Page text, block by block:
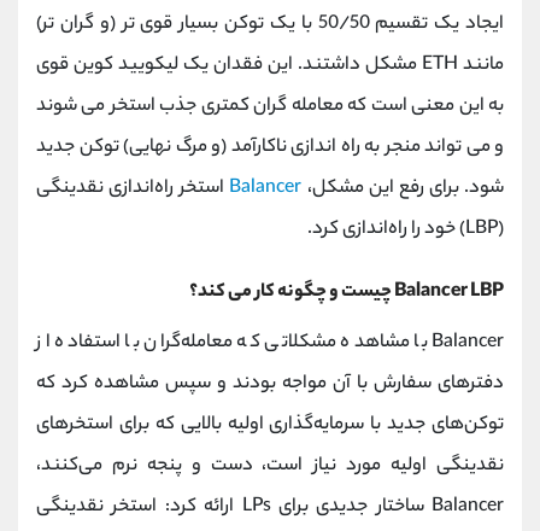
ایجاد یک تقسیم 50/50 با یک توکن بسیار قوی تر (و گران تر)
مانند ETH مشکل داشتند. این فقدان یک لیکویید کوین قوی
به این معنی است که معامله گران کمتری جذب استخر می شوند
و می تواند منجر به راه اندازی ناکارآمد (و مرگ نهایی) توکن جدید
شود. برای رفع این مشکل، Balancer استخر راه‌اندازی نقدینگی
(LBP) خود را راه‌اندازی کرد.
Balancer LBP چیست و چگونه کار می کند؟
Balancer با مشاهده مشکلاتی که معامله‌گران با استفاده از
دفترهای سفارش با آن مواجه بودند و سپس مشاهده کرد که
توکن‌های جدید با سرمایه‌گذاری اولیه بالایی که برای استخرهای
نقدینگی اولیه مورد نیاز است، دست و پنجه نرم می‌کنند،
Balancer ساختار جدیدی برای LPs ارائه کرد: استخر نقدینگی